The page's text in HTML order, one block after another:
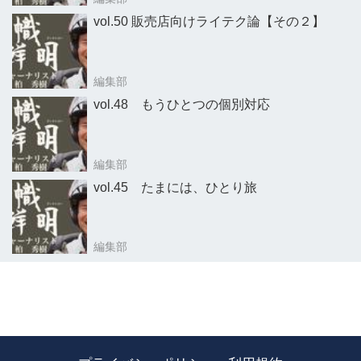
vol.50 販売店向けライテク論【その２】
編集部
vol.48 もうひとつの個別対応
編集部
vol.45 たまには、ひとり旅
編集部